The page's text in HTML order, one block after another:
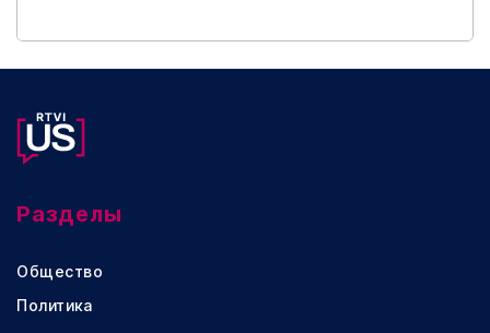
Разделы
Общество
Политика